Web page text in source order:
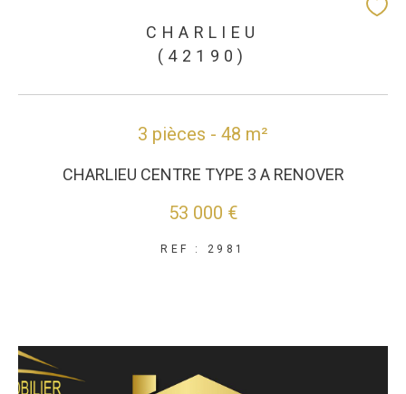
CHARLIEU
(42190)
3 pièces - 48 m²
CHARLIEU CENTRE TYPE 3 A RENOVER
53 000 €
REF : 2981